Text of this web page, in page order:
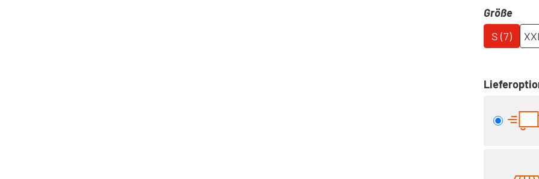
Größe
S (7)